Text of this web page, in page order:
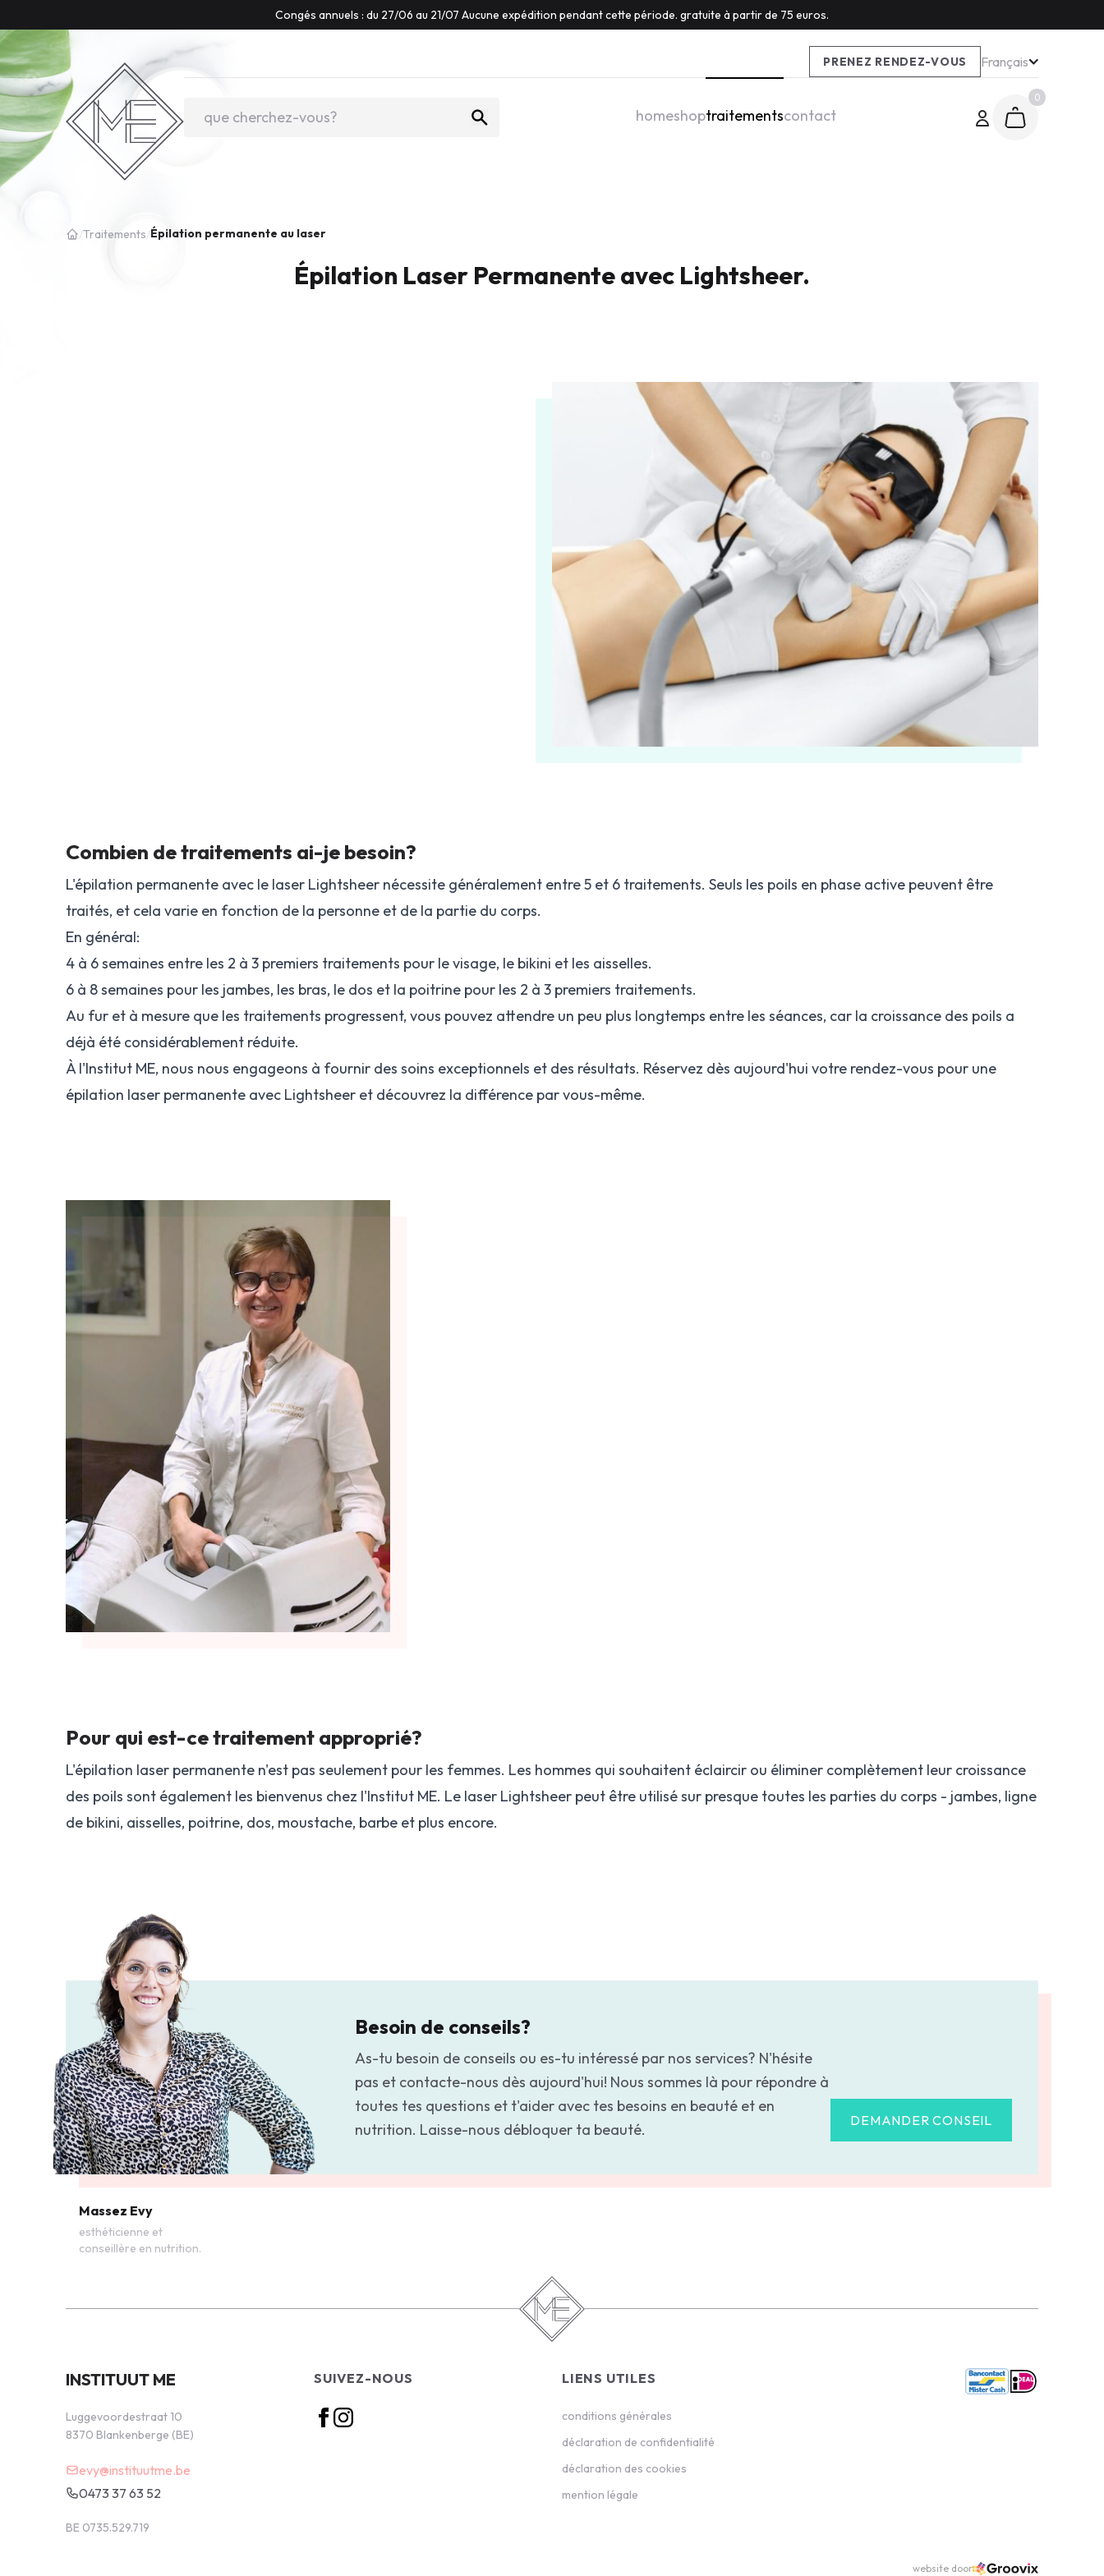
Congés annuels : du 27/06 au 21/07 Aucune expédition pendant cette période. gratuite à partir de 75 euros.
PRENEZ RENDEZ-VOUS Français
homeshoptraitementscontact
0
/Traitements/Épilation permanente au laser
Épilation Laser Permanente avec Lightsheer.
Combien de traitements ai-je besoin?
L'épilation permanente avec le laser Lightsheer nécessite généralement entre 5 et 6 traitements. Seuls les poils en phase active peuvent être
traités, et cela varie en fonction de la personne et de la partie du corps.
En général:
4 à 6 semaines entre les 2 à 3 premiers traitements pour le visage, le bikini et les aisselles.
6 à 8 semaines pour les jambes, les bras, le dos et la poitrine pour les 2 à 3 premiers traitements.
Au fur et à mesure que les traitements progressent, vous pouvez attendre un peu plus longtemps entre les séances, car la croissance des poils a
déjà été considérablement réduite.
À l'Institut ME, nous nous engageons à fournir des soins exceptionnels et des résultats. Réservez dès aujourd'hui votre rendez-vous pour une
épilation laser permanente avec Lightsheer et découvrez la différence par vous-même.
Pour qui est-ce traitement approprié?
L'épilation laser permanente n'est pas seulement pour les femmes. Les hommes qui souhaitent éclaircir ou éliminer complètement leur croissance
des poils sont également les bienvenus chez l'Institut ME. Le laser Lightsheer peut être utilisé sur presque toutes les parties du corps - jambes, ligne
de bikini, aisselles, poitrine, dos, moustache, barbe et plus encore.
Besoin de conseils?
As-tu besoin de conseils ou es-tu intéressé par nos services? N'hésite
pas et contacte-nous dès aujourd'hui! Nous sommes là pour répondre à
toutes tes questions et t'aider avec tes besoins en beauté et en
nutrition. Laisse-nous débloquer ta beauté.
DEMANDER CONSEIL
Massez Evy
esthéticienne et
conseillère en nutrition.
INSTITUUT ME
Luggevoordestraat 10
8370 Blankenberge (BE)
evy@instituutme.be
0473 37 63 52
BE 0735.529.719
SUIVEZ-NOUS LIENS UTILES
conditions générales
déclaration de confidentialité
déclaration des cookies
mention légale
website door